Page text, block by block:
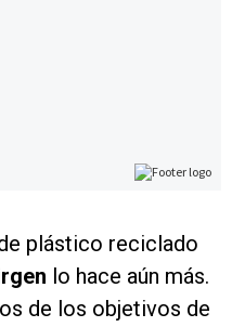
plástico reciclado
lo hace aún más.
de los objetivos de